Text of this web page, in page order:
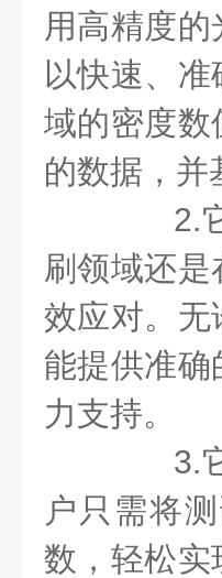
用高精度
以快速、
域的密度数
的数据，并
2.它
刷领域还
效应对。无
能提供准确
力支持。
3.它
户只需将
数，轻松实